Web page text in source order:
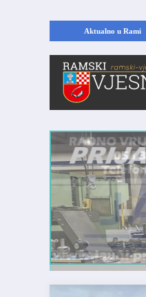
Aktualno u Rami
Kopajući temelje kuće, pronašao